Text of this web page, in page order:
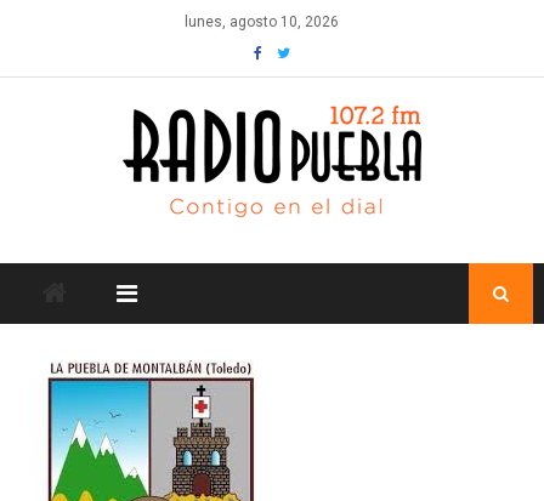
content
lunes, agosto 10, 2026